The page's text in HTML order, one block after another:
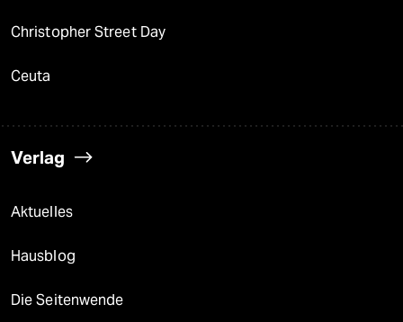
Christopher Street Day
Ceuta
Verlag
Aktuelles
Hausblog
Die Seitenwende